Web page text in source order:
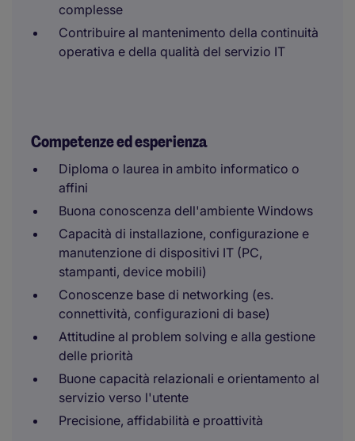
complesse
Contribuire al mantenimento della continuità
operativa e della qualità del servizio IT
Competenze ed esperienza
Diploma o laurea in ambito informatico o
affini
Buona conoscenza dell'ambiente Windows
Capacità di installazione, configurazione e
manutenzione di dispositivi IT (PC,
stampanti, device mobili)
Conoscenze base di networking (es.
connettività, configurazioni di base)
Attitudine al problem solving e alla gestione
delle priorità
Buone capacità relazionali e orientamento al
servizio verso l'utente
Precisione, affidabilità e proattività